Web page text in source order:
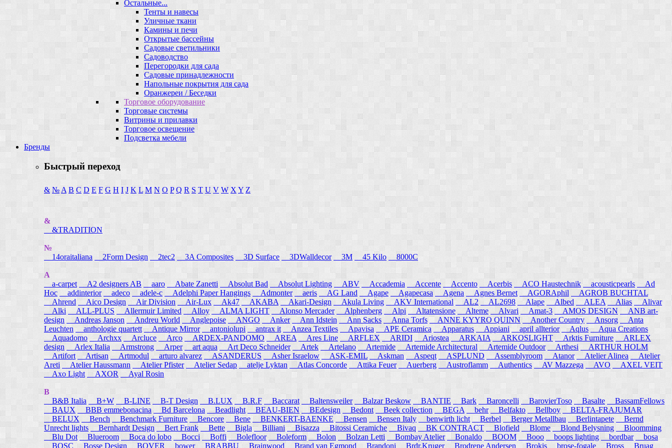
Остальные...
Тенты и навесы
Уличные ткани
Камины и печи
Открытые бассейны
Садовые светильники
Садоводство
Перегородки для сада
Садовые принадлежности
Напольные покрытия для сада
Оранжереи / Беседки
Торговое оборудование
Торговые системы
Витрины и прилавки
Торговое освещение
Подсветка мебели
Бренды
Быстрый переход
& № A B C D E F G H I J K L M N O P Q R S T U V W X Y Z
&
&TRADITION
№
14oraitaliana
2Form Design 2tec2 3A Composites 3D Surface 3DWalldecor 3M 45 Kilo 8000C
A
a-carpet
A2 designers AB aaro Abate Zanetti Absolut Bad Absolut Lighting ABV Accademia Accente Accento Acerbis ACO Haustechnik acousticpearls
Ad
Hoc
addinterior adeco adele-c Adelphi Paper Hangings Admonter aeris AG Land Agape Agapecasa Agena Agnes Bernet AGORAphil
AGROB BUCHTAL
Ahrend
Aico Design Air Division Air-Lux Ak47 AKABA Akari-Design Akula Living AKV International AL2 AL2698 Alape Albed ALEA Alias
Alivar
Alki
ALL-PLUS Allermuir Limited Alloy ALMA LIGHT Alonso Mercader Alphenberg Alpi Altatensione Alteme Alvari Amat-3 AMOS DESIGN
ANB art-
design
Andreas Janson Andreu World Anglepoise ANGO Anker Ann Idstein Ann Sacks Anna Torfs ANNE KYYRO QUINN Another Country Ansorg
Anta
Leuchten
anthologie quartett Antique Mirror antoniolupi antrax it Anzea Textiles Apavisa APE Ceramica Apparatus Appiani april allterior Aqlus Aqua Creations
Aquadomo
Archxx Arcluce Arco ARDEX-PANDOMO AREA Ares Line ARFLEX ARIDI Ariostea ARKAIA ARKOSLIGHT Arktis Furniture
ARLEX
design
Arlex Italia Armstrong Arper art aqua Art Deco Schneider Artek Artelano Artemide Artemide Architectural Artemide Outdoor Arthesi
ARTHUR HOLM
Artifort
Artisan Artmodul arturo alvarez ASANDERUS Asher Israelow ASK-EMIL Askman Aspeqt ASPLUND Assemblyroom Atanor Atelier Alinea
Atelier
Areti
Atelier Haussmann Atelier Pfister Atelier Sedap atelje Lyktan Atlas Concorde Attika Feuer Auerberg Austroflamm Authentics AV Mazzega AVO
AXEL VEIT
Axo Light
AXOR Ayal Rosin
B
B&B Italia
B+W B-LINE B-T Design B.LUX B.R.F Baccarat Baltensweiler Balzar Beskow BANTIE Bark Baroncelli BarovierToso Basalte
BassamFellows
BAUX
BBB emmebonacina Bd Barcelona Beadlight BEAU-BIEN BEdesign Bedont Beek collection BEGA behr Belfakto Bellboy
BELTA-FRAJUMAR
BELUX
Bench Benchmark Furniture Bencore Bene BENKERT-BAENKE Bensen Bensen Italy benwirth licht Berbel Berger Metallbau Berlintapete
Bernd
Unrecht lights
Bernhardt Design Bert Frank Bette Bigla Billiani Bisazza Bitossi Ceramiche Bivaq BK CONTRACT Blofield Blome Blond Belysning
Bloomming
Blu Dot
Blueroom Boca do lobo Bocci Boffi Bolefloor Boleform Bolon Bolzan Letti Bombay Atelier Bonaldo BOOM Booo boops lighting bordbar
bosa
BOSC Bosse Design BOVER bower BRABBU Brainwood Brand van Egmond Brandoni Brdr.Kruger Brodrene Andersen Brokis brose-fogale Bross Bruag